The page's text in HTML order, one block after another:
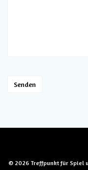
© 2026 Treffpunkt für Spiel